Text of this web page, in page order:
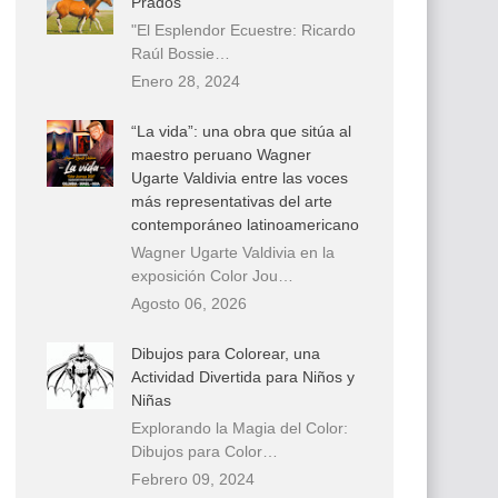
"El Esplendor Ecuestre: Ricardo
Raúl Bossie…
Enero 28, 2024
“La vida”: una obra que sitúa al
maestro peruano Wagner
Ugarte Valdivia entre las voces
más representativas del arte
contemporáneo latinoamericano
Wagner Ugarte Valdivia en la
exposición Color Jou…
Agosto 06, 2026
Dibujos para Colorear, una
Actividad Divertida para Niños y
Niñas
Explorando la Magia del Color:
Dibujos para Color…
Febrero 09, 2024